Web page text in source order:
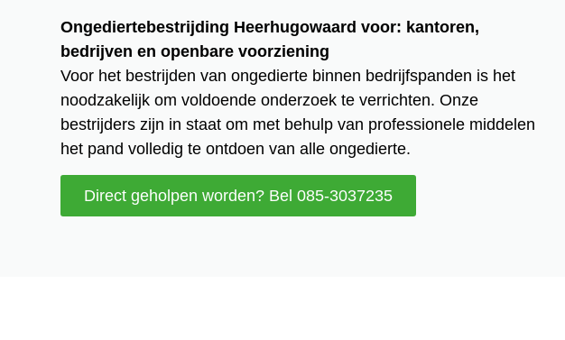
Ongediertebestrijding Heerhugowaard voor: kantoren,
bedrijven en openbare voorziening
Voor het bestrijden van ongedierte binnen bedrijfspanden is het
noodzakelijk om voldoende onderzoek te verrichten. Onze
bestrijders zijn in staat om met behulp van professionele middelen
het pand volledig te ontdoen van alle ongedierte.
Direct geholpen worden? Bel 085-3037235